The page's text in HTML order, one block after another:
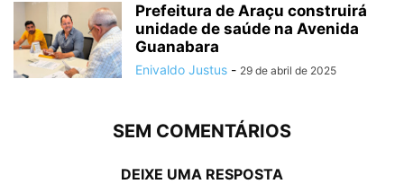
Prefeitura de Araçu construirá
unidade de saúde na Avenida
Guanabara
Enivaldo Justus - 29 de abril de 2025
SEM COMENTÁRIOS
DEIXE UMA RESPOSTA